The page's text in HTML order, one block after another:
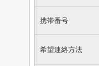
携帯番号
希望連絡方法